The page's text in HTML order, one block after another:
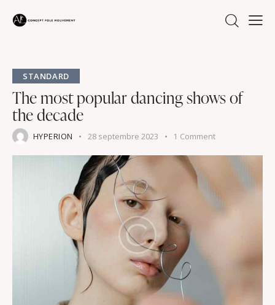
STANDARD
The most popular dancing shows of
the decade
HYPERION 28 septembre 2023 1 Comment